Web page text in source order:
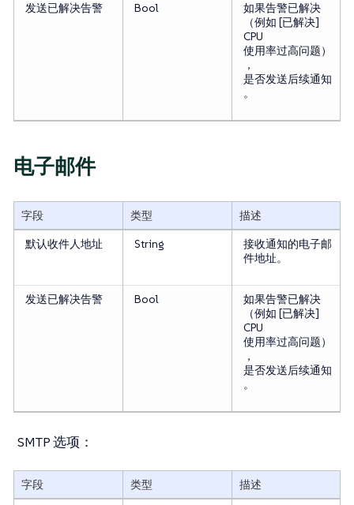
发送已解决告警 Bool
如果告警已解决
（例如 [已解决]
CPU
使用率过高问题）
，
是否发送后续通知
。
电子邮件
字段 类型
描述
默认收件人地址
String
接收通知的电子邮
件地址。
发送已解决告警 Bool
如果告警已解决
（例如 [已解决]
CPU
使用率过高问题）
，
是否发送后续通知
。
SMTP 选项：
字段 类型
描述